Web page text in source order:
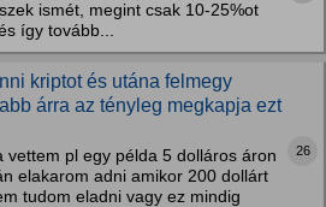
ismét, megint csak 10-25%ot
így tovább...
kriptot és utána felmegy
árra az tényleg megkapja ezt
vettem pl egy példa 5 dolláros áron
elakarom adni amikor 200 dollárt
tudom eladni vagy ez mindig
26